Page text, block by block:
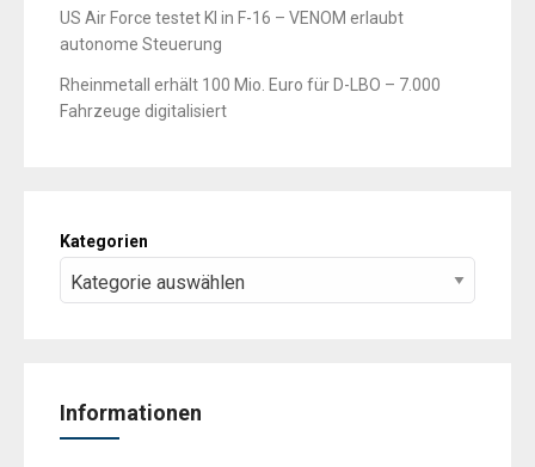
US Air Force testet KI in F-16 – VENOM erlaubt
autonome Steuerung
Rheinmetall erhält 100 Mio. Euro für D-LBO – 7.000
Fahrzeuge digitalisiert
Kategorien
Informationen